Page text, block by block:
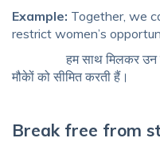
Example: Together, we
restrict women’s
हम साथ मिलकर उन
मौकेों को सीमित करती हैं।
Break free from